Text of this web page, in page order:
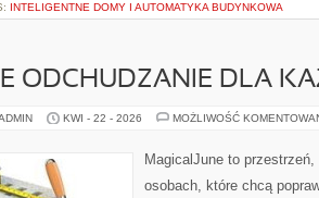
INTELIGENTNE DOMY I AUTOMATYKA BUDYNKOWA
ODCHUDZANIE DLA
KWI - 22 - 2026 MOŻLIWOŚĆ
MagicalJune to
osobach, które chcą